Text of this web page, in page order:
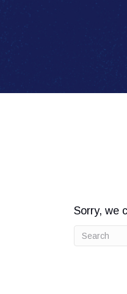
Sorry, we